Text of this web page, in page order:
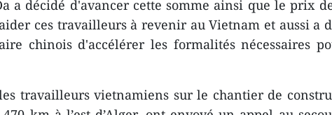
a décidé d'avancer cette somme ainsi que le prix
ces travailleurs ​à revenir au Vietnam et aussi a
chinois d'accélérer les formalités nécessaires
travailleurs vietnamiens sur le chantier de